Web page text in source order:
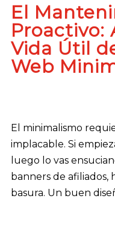
El
Proactivo:
Vida Útil
Web
El minimalismo
implacable. Si
luego lo vas
banners de afiliados,
basura. Un buen